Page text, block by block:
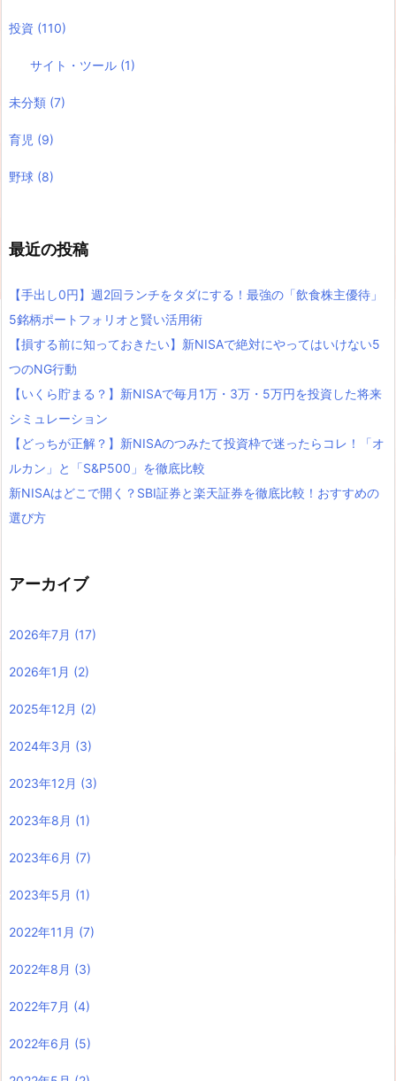
投資 (110)
サイト・ツール (1)
未分類 (7)
育児 (9)
野球 (8)
最近の投稿
【手出し0円】週2回ランチをタダにする！最強の「飲食株主優待」
5銘柄ポートフォリオと賢い活用術
【損する前に知っておきたい】新NISAで絶対にやってはいけない5
つのNG行動
【いくら貯まる？】新NISAで毎月1万・3万・5万円を投資した将来
シミュレーション
【どっちが正解？】新NISAのつみたて投資枠で迷ったらコレ！「オ
ルカン」と「S&P500」を徹底比較
新NISAはどこで開く？SBI証券と楽天証券を徹底比較！おすすめの
選び方
アーカイブ
2026年7月 (17)
2026年1月 (2)
2025年12月 (2)
2024年3月 (3)
2023年12月 (3)
2023年8月 (1)
2023年6月 (7)
2023年5月 (1)
2022年11月 (7)
2022年8月 (3)
2022年7月 (4)
2022年6月 (5)